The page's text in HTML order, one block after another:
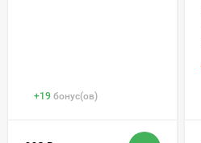
+19 бонус(ов)